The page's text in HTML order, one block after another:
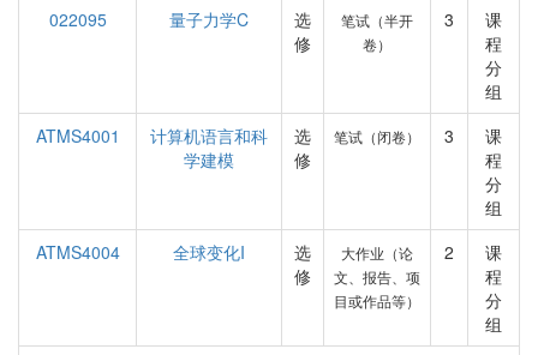
022095 量子力学C
选
修
笔试（半开
卷）
3
课
程
分
组
ATMS4001
计算机语言和科
学建模
选
修
笔试（闭卷） 3
课
程
分
组
ATMS4004
全球变化I
选
修
大作业（论
文、报告、项
目或作品等）
2
课
程
分
组